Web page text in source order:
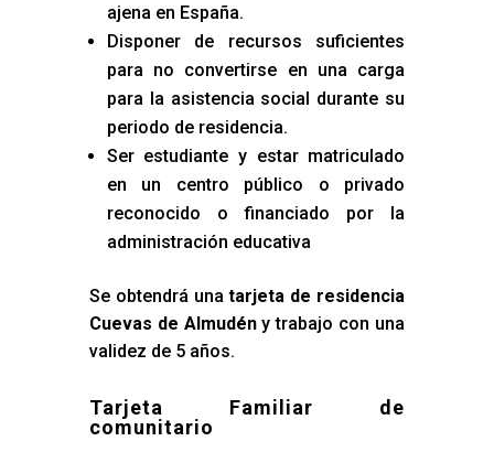
ajena en España.
Disponer de recursos suficientes
para no convertirse en una carga
para la asistencia social durante su
periodo de residencia.
Ser estudiante y estar matriculado
en un centro público o privado
reconocido o financiado por la
administración educativa
Se obtendrá unatarjeta de residencia
Cuevas de Almudény trabajo con una
validez de 5 años.
Tarjeta Familiar de
comunitario